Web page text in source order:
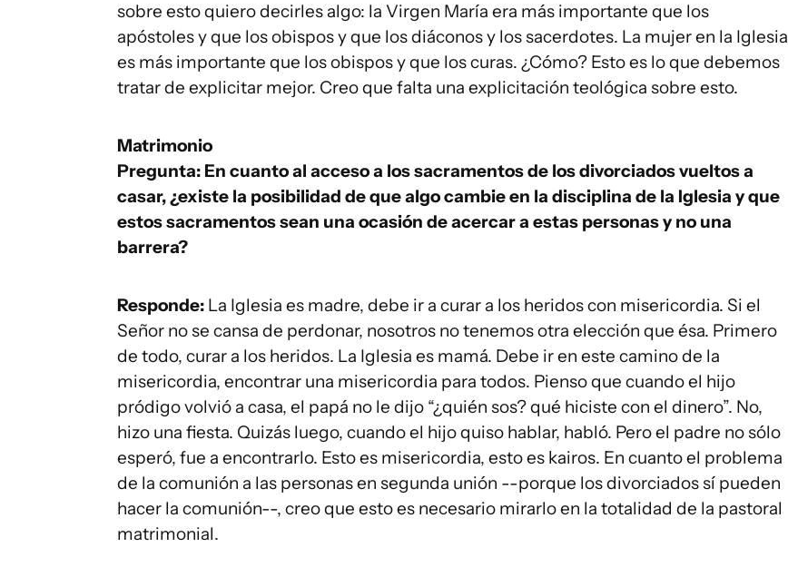
sobre esto quiero decirles algo: la Virgen María era más importante que los
apóstoles y que los obispos y que los diáconos y los sacerdotes. La mujer en la Iglesia
es más importante que los obispos y que los curas. ¿Cómo? Esto es lo que debemos
tratar de explicitar mejor. Creo que falta una explicitación teológica sobre esto.
Matrimonio
Pregunta: En cuanto al acceso a los sacramentos de los divorciados vueltos a
casar, ¿existe la posibilidad de que algo cambie en la disciplina de la Iglesia y que
estos sacramentos sean una ocasión de acercar a estas personas y no una
barrera?
Responde: La Iglesia es madre, debe ir a curar a los heridos con misericordia. Si el
Señor no se cansa de perdonar, nosotros no tenemos otra elección que ésa. Primero
de todo, curar a los heridos. La Iglesia es mamá. Debe ir en este camino de la
misericordia, encontrar una misericordia para todos. Pienso que cuando el hijo
pródigo volvió a casa, el papá no le dijo “¿quién sos? qué hiciste con el dinero”. No,
hizo una fiesta. Quizás luego, cuando el hijo quiso hablar, habló. Pero el padre no sólo
esperó, fue a encontrarlo. Esto es misericordia, esto es kairos. En cuanto el problema
de la comunión a las personas en segunda unión --porque los divorciados sí pueden
hacer la comunión--, creo que esto es necesario mirarlo en la totalidad de la pastoral
matrimonial.